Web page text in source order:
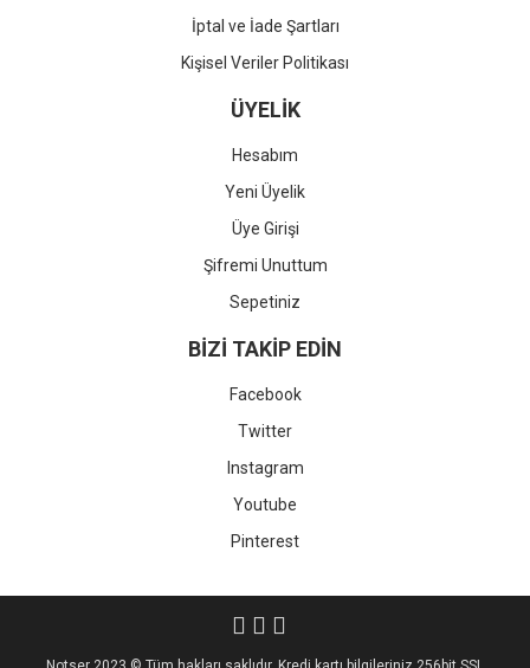
İptal ve İade Şartları
Kişisel Veriler Politikası
ÜYELİK
Hesabım
Yeni Üyelik
Üye Girişi
Şifremi Unuttum
Sepetiniz
BİZİ TAKİP EDİN
Facebook
Twitter
Instagram
Youtube
Pinterest